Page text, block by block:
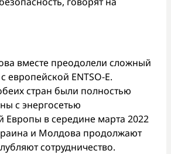
вместе преодолели сложный
европейской ENTSO-E.
стран были полностью
с энергосетью
Европы в середине марта 2022
и Молдова продолжают
сотрудничество.